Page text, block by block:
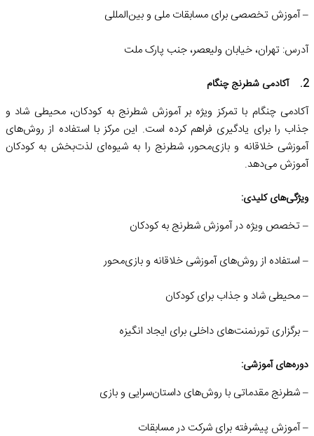
– آموزش تخصصی برای مسابقات ملی و بین‌المللی
آدرس: تهران، خیابان ولیعصر، جنب پارک ملت
2. آکادمی شطرنج چنگام
آکادمی چنگام با تمرکز ویژه بر آموزش شطرنج به کودکان، محیطی شاد و
جذاب را برای یادگیری فراهم کرده است. این مرکز با استفاده از روش‌های
آموزشی خلاقانه و بازی‌محور، شطرنج را به شیوه‌ای لذت‌بخش به کودکان
آموزش می‌دهد.
ویژگی‌های کلیدی:
– تخصص ویژه در آموزش شطرنج به کودکان
– استفاده از روش‌های آموزشی خلاقانه و بازی‌محور
– محیطی شاد و جذاب برای کودکان
– برگزاری تورنمنت‌های داخلی برای ایجاد انگیزه
دوره‌های آموزشی:
– شطرنج مقدماتی با روش‌های داستان‌سرایی و بازی
– آموزش پیشرفته برای شرکت در مسابقات